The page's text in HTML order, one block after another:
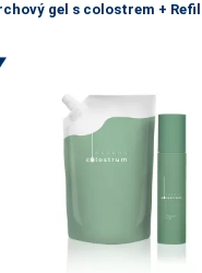
gel s colostrem +